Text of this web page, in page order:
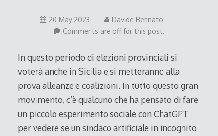
20 May 2023
Davide Bennato
Comments are off for this post.
In questo periodo di elezioni provinciali si
voterà anche in Sicilia e si metteranno alla
prova alleanze e coalizioni. In tutto questo gran
movimento, c’è qualcuno che ha pensato di fare
un piccolo esperimento sociale con ChatGPT
per vedere se un sindaco artificiale in incognito